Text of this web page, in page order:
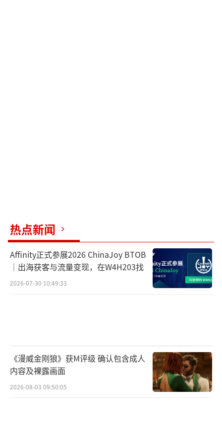
热点新闻
Affinity正式参展2026 ChinaJoy BTOB
｜出海获客与流量变现，在W4H203找
2026-07-30 10:49:33
《漫威金刚狼》获M评级 确认包含成人
内容及裸露画面
2026-08-03 09:50:05